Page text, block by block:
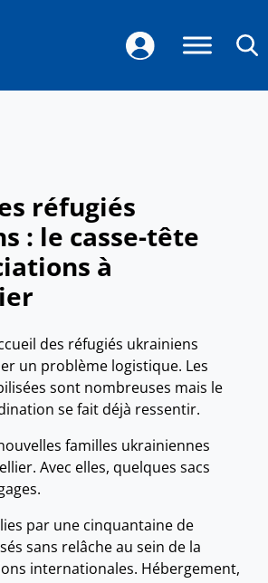
réfugiés
: le casse-tête
à
des réfugiés ukrainiens
un problème logistique. Les
sont nombreuses mais le
se fait déjà ressentir.
familles ukrainiennes
Avec elles, quelques sacs
par une cinquantaine de
sans relâche au sein de la
internationales. Hébergement,